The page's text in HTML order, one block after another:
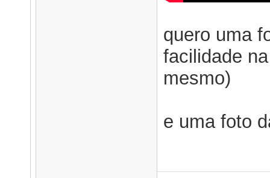
quero uma
facilidade
mesmo)
e uma foto